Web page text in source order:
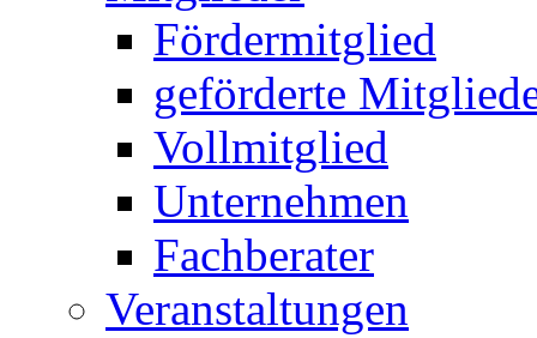
Fördermitglied
geförderte
Vollmitglied
Unternehmen
Fachberater
Veranstaltungen